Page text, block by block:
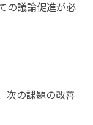
の議論促進が必
次の課題の改善